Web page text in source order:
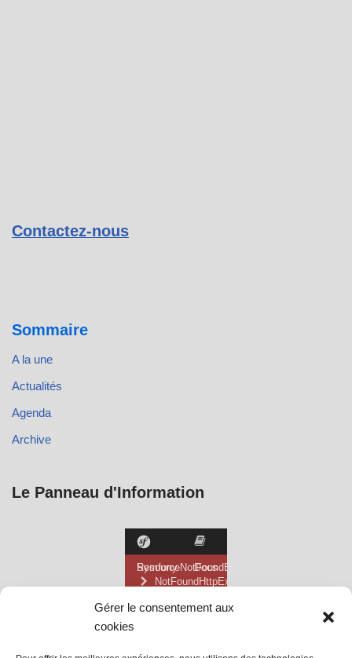
Gérer le consentement aux
cookies
Contactez-nous
Sommaire
A la une
Actualités
Agenda
Archive
Le Panneau d'Information